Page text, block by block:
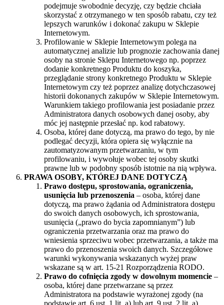
podejmuje swobodnie decyzję, czy będzie chciała
skorzystać z otrzymanego w ten sposób rabatu, czy też
lepszych warunków i dokonać zakupu w Sklepie
Internetowym.
Profilowanie w Sklepie Internetowym polega na
automatycznej analizie lub prognozie zachowania danej
osoby na stronie Sklepu Internetowego np. poprzez
dodanie konkretnego Produktu do koszyka,
przeglądanie strony konkretnego Produktu w Sklepie
Internetowym czy też poprzez analizę dotychczasowej
historii dokonanych zakupów w Sklepie Internetowym.
Warunkiem takiego profilowania jest posiadanie przez
Administratora danych osobowych danej osoby, aby
móc jej następnie przesłać np. kod rabatowy.
Osoba, której dane dotyczą, ma prawo do tego, by nie
podlegać decyzji, która opiera się wyłącznie na
zautomatyzowanym przetwarzaniu, w tym
profilowaniu, i wywołuje wobec tej osoby skutki
prawne lub w podobny sposób istotnie na nią wpływa.
PRAWA OSOBY, KTÓREJ DANE DOTYCZĄ
Prawo dostępu, sprostowania, ograniczenia,
usunięcia lub przenoszenia – osoba, której dane
dotyczą, ma prawo żądania od Administratora dostępu
do swoich danych osobowych, ich sprostowania,
usunięcia („prawo do bycia zapomnianym”) lub
ograniczenia przetwarzania oraz ma prawo do
wniesienia sprzeciwu wobec przetwarzania, a także ma
prawo do przenoszenia swoich danych. Szczegółowe
warunki wykonywania wskazanych wyżej praw
wskazane są w art. 15-21 Rozporządzenia RODO.
Prawo do cofnięcia zgody w dowolnym momencie –
osoba, której dane przetwarzane są przez
Administratora na podstawie wyrażonej zgody (na
podstawie art. 6 ust. 1 lit. a) lub art. 9 ust. 2 lit. a)